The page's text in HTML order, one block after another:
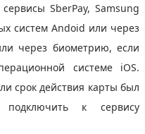
SberPay, Samsung
систем Andoid или через
через биометрию, если
системе iOS.
срок действия карты был
подключить к сервису